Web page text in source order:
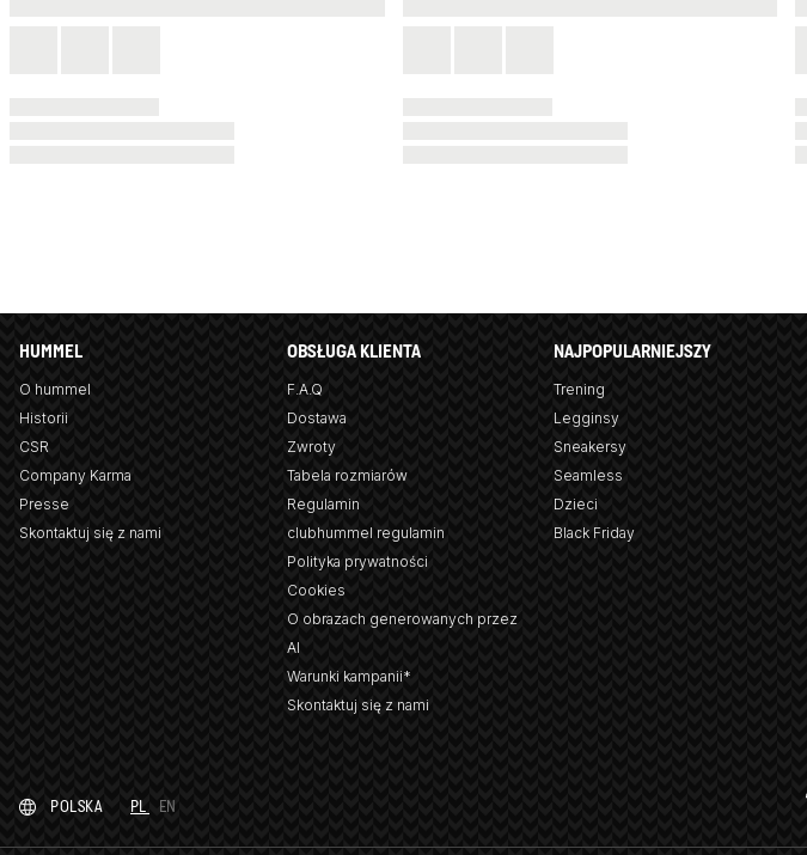
HUMMEL
O hummel
Historii
CSR
Company Karma
Presse
Skontaktuj się z nami
OBSŁUGA KLIENTA
F.A.Q
Dostawa
Zwroty
Tabela rozmiarów
Regulamin
clubhummel regulamin
Polityka prywatności
Cookies
O obrazach generowanych przez
AI
Warunki kampanii*
Skontaktuj się z nami
NAJPOPULARNIEJSZY
Trening
Legginsy
Sneakersy
Seamless
Dzieci
Black Friday
POLSKA PL EN